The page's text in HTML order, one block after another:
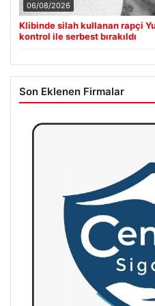
06/08/2026
Klibinde silah kullanan rapçi
kontrol ile serbest bırakıldı
Son Eklenen Firmalar